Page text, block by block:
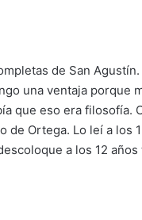
de San
una ventaja porque
que eso era filosofía.
de Ortega. Lo leí a los
a los 12 años